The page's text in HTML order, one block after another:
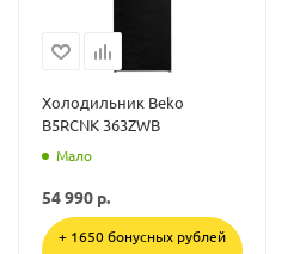
Холодильник Beko
B5RCNK 363ZWB
Мало
54 990 р.
+ 1650 бонусных рублей